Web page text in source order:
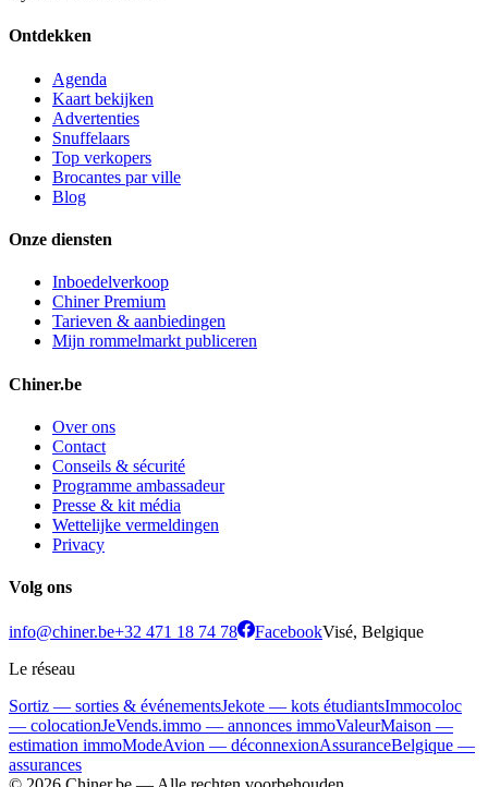
Ontdekken
Agenda
Kaart bekijken
Advertenties
Snuffelaars
Top verkopers
Brocantes par ville
Blog
Onze diensten
Inboedelverkoop
Chiner Premium
Tarieven & aanbiedingen
Mijn rommelmarkt publiceren
Chiner.be
Over ons
Contact
Conseils & sécurité
Programme ambassadeur
Presse & kit média
Wettelijke vermeldingen
Privacy
Volg ons
info@chiner.be+32 471 18 74 78 FacebookVisé, Belgique
Le réseau
Sortiz — sorties & événementsJekote — kots étudiantsImmocoloc
— colocationJeVends.immo — annonces immoValeurMaison —
estimation immoModeAvion — déconnexionAssuranceBelgique —
assurances